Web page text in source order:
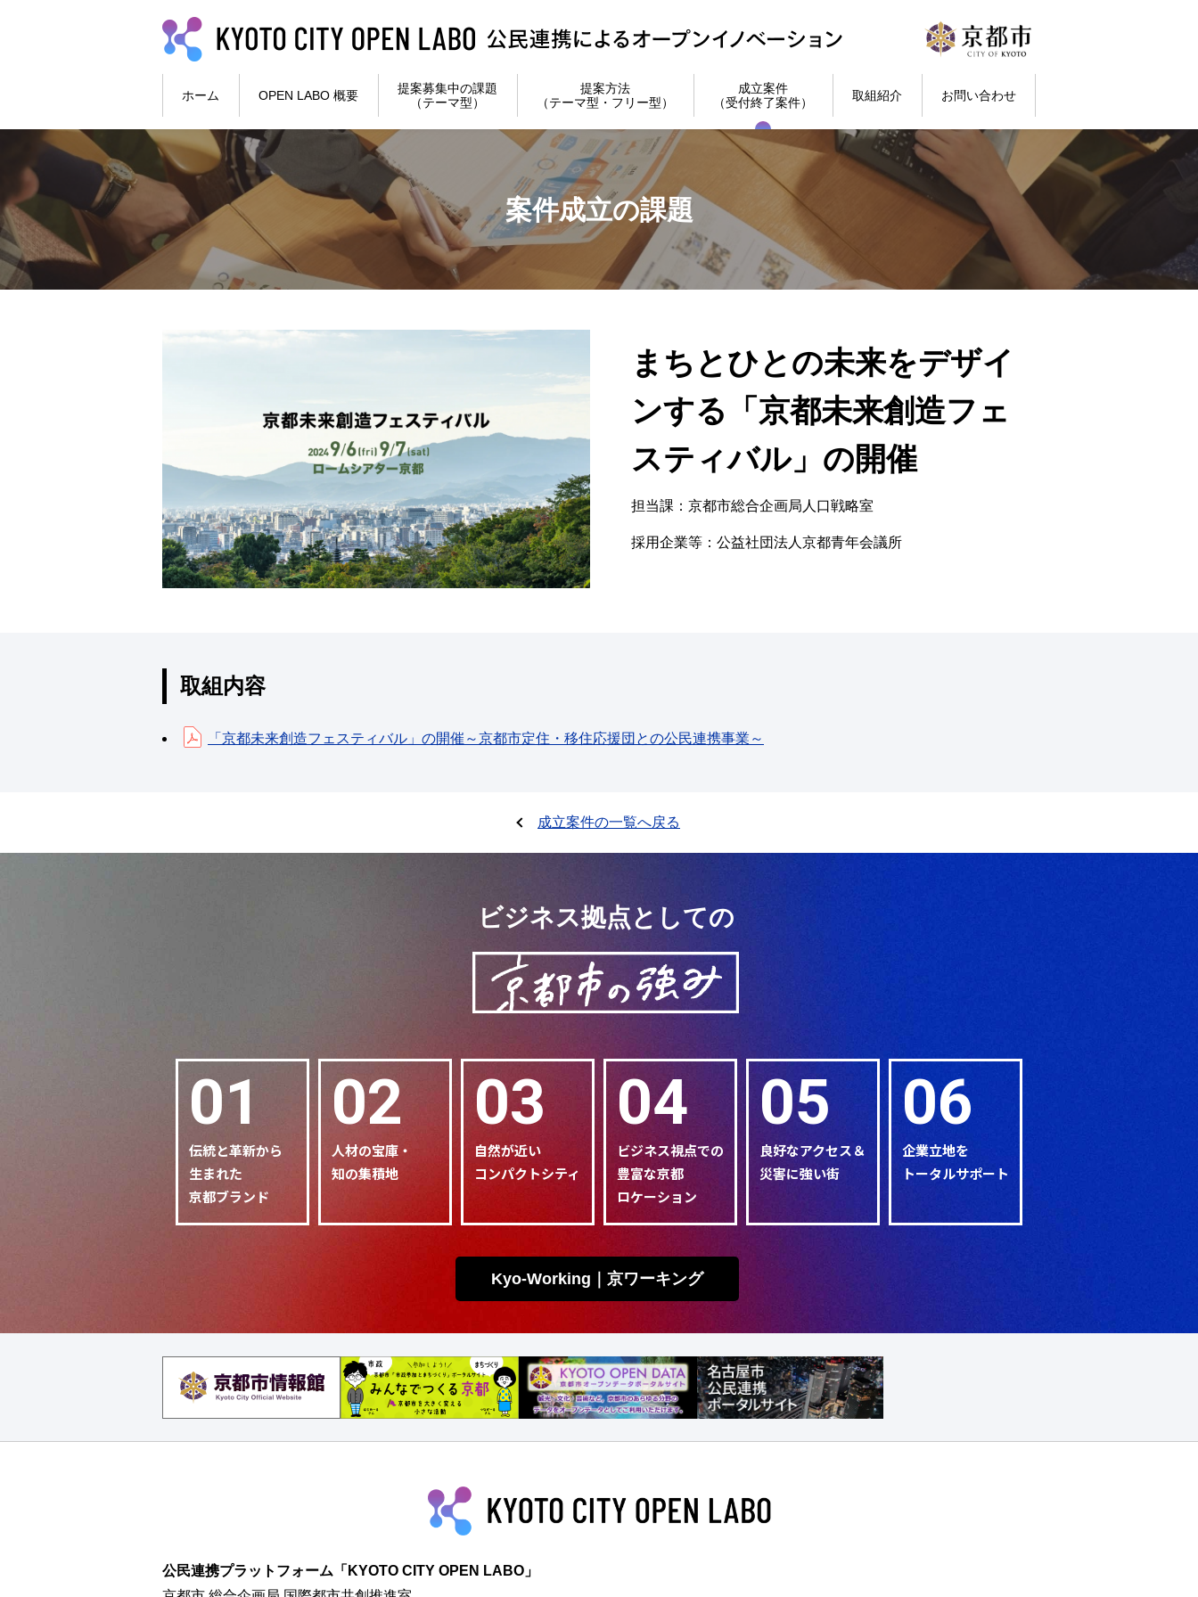
本文へ
ホーム OPEN LABO 概要
提案募集中の課題
（テーマ型）
提案方法
（テーマ型・フリー型）
成立案件
（受付終了案件）
取組紹介 お問い合わせ
ここから本文です。
案件成立の課題
まちとひとの未来をデザイ
ンする「京都未来創造フェ
スティバル」の開催
担当課：京都市総合企画局人口戦略室
採用企業等：公益社団法人京都青年会議所
取組内容
「京都未来創造フェスティバル」の開催～京都市定住・移住応援団との公民連携事業～
成立案件の一覧へ戻る
ビジネス拠点としての
01
伝統と革新から
生まれた
京都ブランド
02
人材の宝庫・
知の集積地
03
自然が近い
コンパクトシティ
04
ビジネス視点での
豊富な京都
ロケーション
05
良好なアクセス＆
災害に強い街
06
企業立地を
トータルサポート
Kyo-Working｜京ワーキング
公民連携プラットフォーム「KYOTO CITY OPEN LABO」